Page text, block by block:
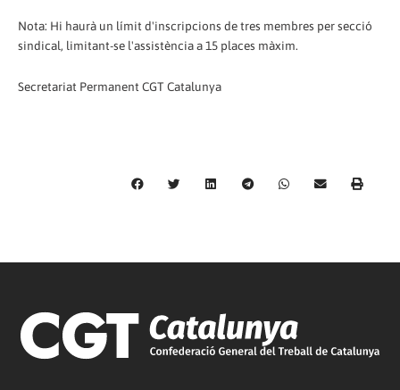
Nota: Hi haurà un límit d'inscripcions de tres membres per secció
sindical, limitant-se l'assistència a 15 places màxim.
Secretariat Permanent CGT Catalunya